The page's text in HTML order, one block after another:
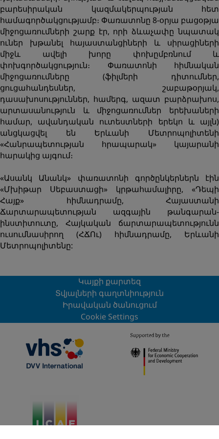
բարեսիրական կազմակերպության հետ
համագործակցությամբ։ Փառատոնը 8-օրյա բացօթյա
միջոցառումների շարք էր, որի ձևաչափը նպատակ
ուներ խթանել հայաստանցիների և սիրացիների
միջև ավելի խորը փոխըմբռնում և
փոխգործակցություն։ Փառատոնի հիմնական
միջոցառումները (ֆիլմերի դիտումներ,
ցուցահանդեսներ, շաբաթօրյակ,
դասախոսություններ, համերգ, ազատ բարձրախոս,
արտասանություն և միջոցառումներ երեխաների
համար, ավանդական ուտեստների երեկո և այլն)
անցկացվել են Երևանի Մետրոպոլիտենի
«Հանրապետության հրապարակ» կայարանի
հարակից այգում։
«Ասանկ Անանկ» փառատոնի գործընկերներն էին
«Մխիթար Սեբաստացի» կրթահամալիրը, «Դեպի
Հայք» հիմնադրամը, Հայաստանի
Ճարտարապետության ազգային թանգարան-
ինստիտուտը, Հայկական ճարտարապետությունն
ուսումնասիրող (ՀՃՈւ) հիմնադրամը, Երևանի
Մետրոպոլիտենը:
Կայքի քարտեզ
Տվյալների գաղտնիություն
Իրավական ծանուցում
Cookie Settings